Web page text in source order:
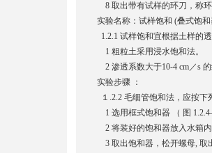
8 取出带有试样的环刀，称
实验名称：试样饱和 (叠式饱
1.2.1 试样饱和宜根据土样的
1 粗粒土采用浸水饱和法。
2 渗透系数大于10-4 cm／s
实验步骤 ：
１.2.2 毛细管饱和法，应按下
1 选用框式饱和器 （ 图
2 将装好的饱和器放入水箱
3 取出饱和器，松开螺母, 取